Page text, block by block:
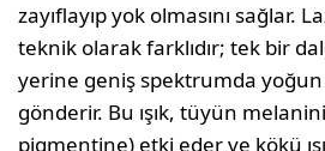
zayıflayıp yok olmasını sağlar.
teknik olarak farklıdır; tek bir
yerine geniş spektrumda yoğun
gönderir. Bu ışık, tüyün
pigmentine) etki eder ve kökü